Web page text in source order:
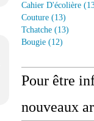
Cahier D'écolière
Couture (13)
Tchatche (13)
Bougie (12)
Pour être
nouveaux